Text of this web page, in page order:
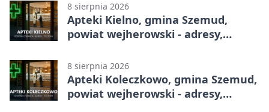
8 sierpnia 2026
Apteki Kielno, gmina Szemud,
powiat wejherowski - adresy,
8 sierpnia 2026
Apteki Koleczkowo, gmina Szemud,
powiat wejherowski - adresy,